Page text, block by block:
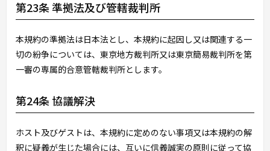
第23条 準拠法及び管轄裁判所
本規約の準拠法は日本法とし、本規約に起因し又は関連する一
切の紛争については、東京地方裁判所又は東京簡易裁判所を第
一審の専属的合意管轄裁判所とします。
第24条 協議解決
ホスト及びゲストは、本規約に定めのない事項又は本規約の解
釈に疑義が生じた場合には、互いに信義誠実の原則に従って協